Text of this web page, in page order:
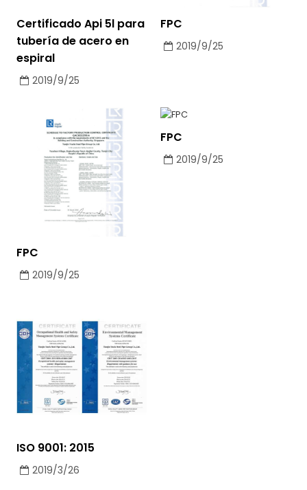
Certificado Api 5l para
tubería de acero en
espiral
2019/9/25
FPC
2019/9/25
FPC
2019/9/25
FPC
2019/9/25
ISO 9001: 2015
2019/3/26